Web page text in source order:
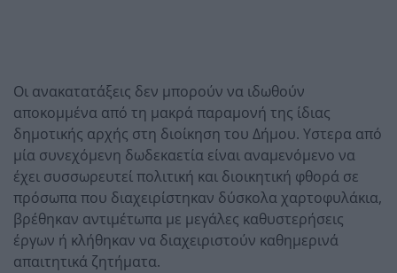
Οι ανακατατάξεις δεν μπορούν να ιδωθούν
αποκομμένα από τη μακρά παραμονή της ίδιας
δημοτικής αρχής στη διοίκηση του Δήμου. Υστερα από
μία συνεχόμενη δωδεκαετία είναι αναμενόμενο να
έχει συσσωρευτεί πολιτική και διοικητική φθορά σε
πρόσωπα που διαχειρίστηκαν δύσκολα χαρτοφυλάκια,
βρέθηκαν αντιμέτωπα με μεγάλες καθυστερήσεις
έργων ή κλήθηκαν να διαχειριστούν καθημερινά
απαιτητικά ζητήματα.